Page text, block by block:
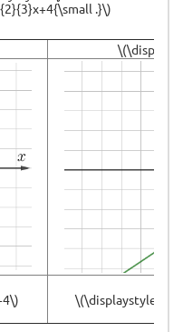
.}\)
\(\displaystyle